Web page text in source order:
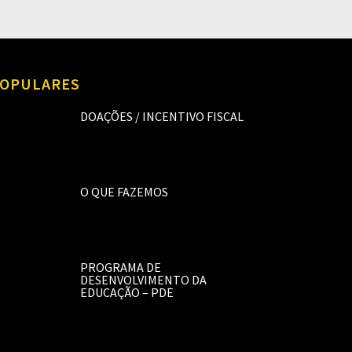
DOAÇÕES / INCENTIVO FISCAL
O QUE FAZEMOS
PROGRAMA DE
DESENVOLVIMENTO DA
EDUCAÇÃO – PDE